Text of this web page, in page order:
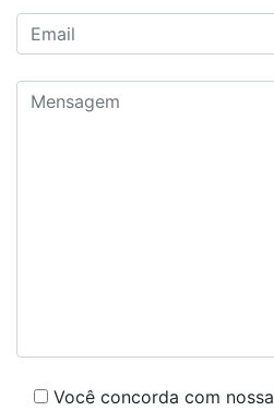
Você concorda com nossa